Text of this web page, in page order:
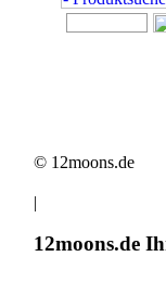
© 12moons.de
|
12moons.de